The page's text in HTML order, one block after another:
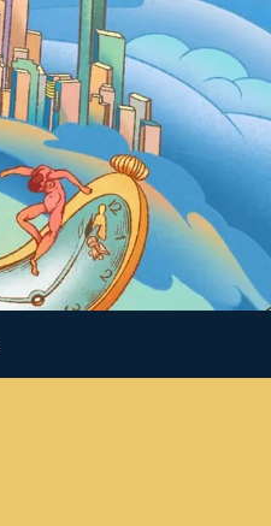
ブレット Small
ンホルダー